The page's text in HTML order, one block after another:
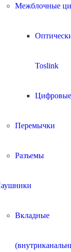
Межблочные
Toslink
Цифровые
Перемычки
Разъемы
Вкладные
Fyne